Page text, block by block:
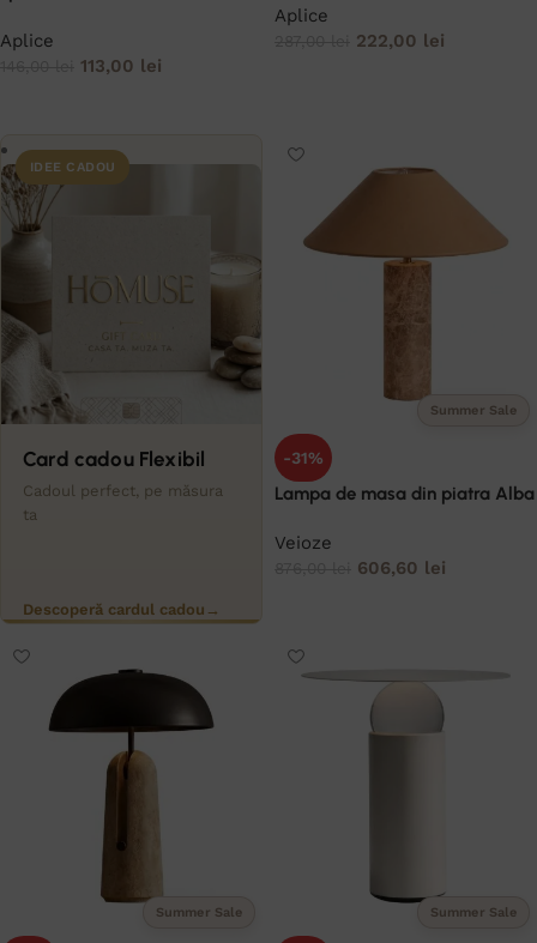
Aplice
113,00 lei
Aplice
222,00 lei
IDEE CADOU
Card cadou Flexibil
Cadoul perfect, pe măsura
ta
Descoperă cardul cadou →
Summer Sale
-31%
Lampa de masa din piatra Alba
Veioze
606,60 lei
Summer Sale Summer Sale